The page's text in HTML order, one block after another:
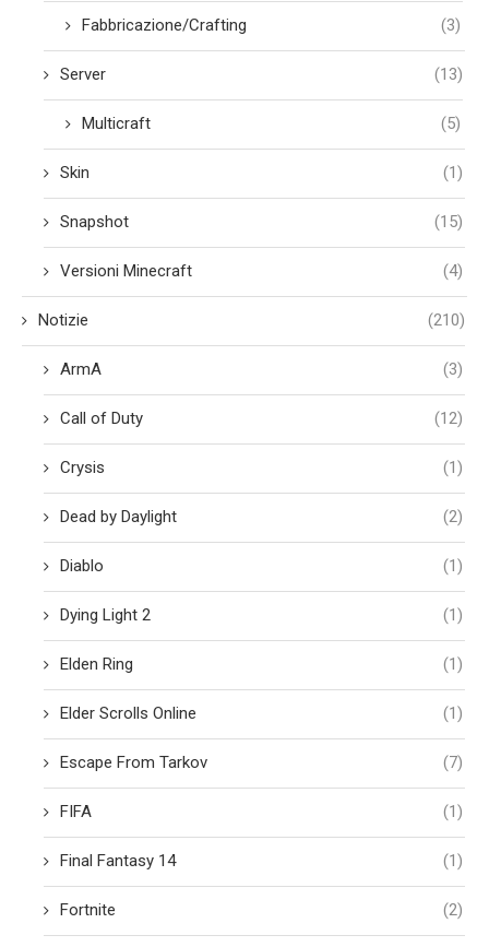
Fabbricazione/Crafting (3)
Server (13)
Multicraft (5)
Skin (1)
Snapshot (15)
Versioni Minecraft (4)
Notizie (210)
ArmA (3)
Call of Duty (12)
Crysis (1)
Dead by Daylight (2)
Diablo (1)
Dying Light 2 (1)
Elden Ring (1)
Elder Scrolls Online (1)
Escape From Tarkov (7)
FIFA (1)
Final Fantasy 14 (1)
Fortnite (2)